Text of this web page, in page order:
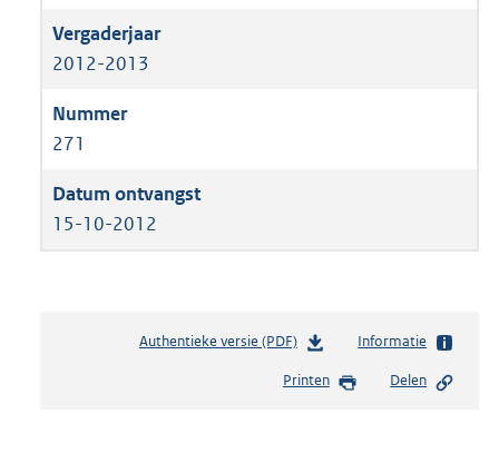
2012-2013
271
15-10-2012
Authentieke versie (PDF)b
s
Informatie
Printen Delen